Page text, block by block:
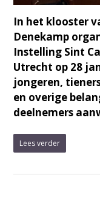
In het klooster
Denekamp
Instelling Sint
Utrecht op 28
jongeren,
en overige
deelnemers
Lees verder